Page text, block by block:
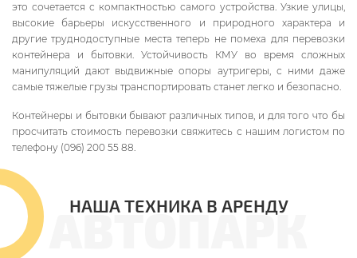
это сочетается с компактностью самого устройства. Узкие улицы,
высокие барьеры искусственного и природного характера и
другие труднодоступные места теперь не помеха для перевозки
контейнера и бытовки. Устойчивость КМУ во время сложных
манипуляций дают выдвижные опоры аутригеры, с ними даже
самые тяжелые грузы транспортировать станет легко и безопасно.
Контейнеры и бытовки бывают различных типов, и для того что бы
просчитать стоимость перевозки свяжитесь с нашим логистом по
телефону (096) 200 55 88.
НАША ТЕХНИКА В АРЕНДУ
АВТОПАРК